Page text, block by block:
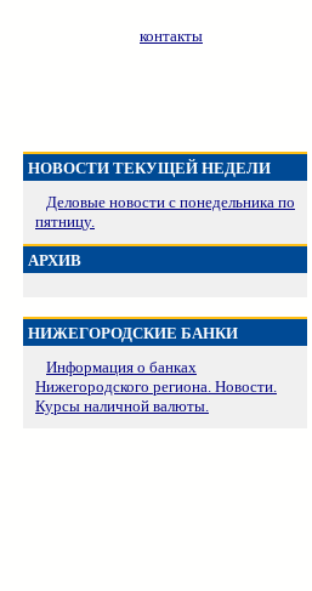
контакты
НОВОСТИ ТЕКУЩЕЙ НЕДЕЛИ
Деловые новости с понедельника по
пятницу.
АРХИВ
НИЖЕГОРОДСКИЕ БАНКИ
Информация о банках
Нижегородского региона. Новости.
Курсы наличной валюты.